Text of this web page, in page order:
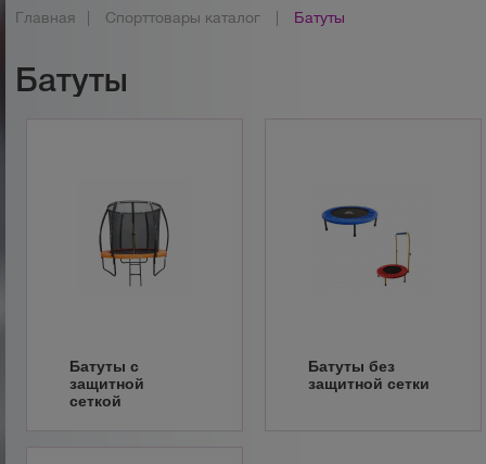
Главная Спорттовары каталог Батуты
Батуты
Батуты с
защитной
сеткой
Батуты без
защитной сетки